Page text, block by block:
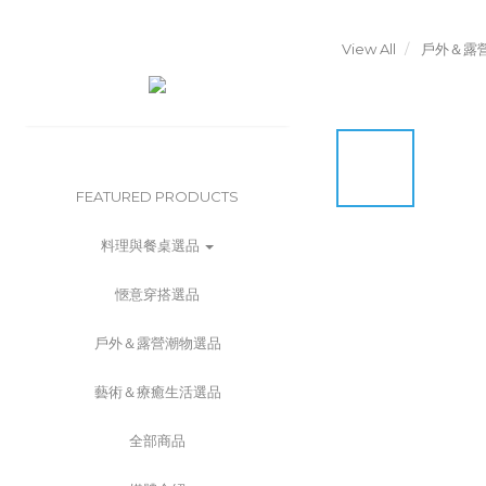
FEATURED PRODUCTS
料理與餐桌選品
愜意穿搭選品
戶外＆露營潮物選品
藝術＆療癒生活選品
全部商品
View All 戶外＆露